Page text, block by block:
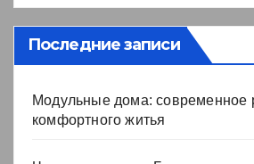
Последние записи
Модульные дома: современное
комфортного житья